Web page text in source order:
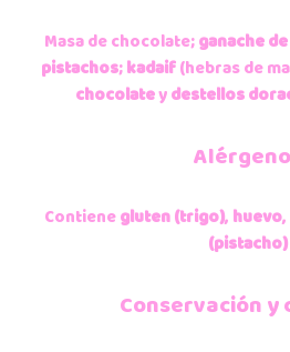
Masa de chocolate;ganache
pistachos;kadaif(hebras de
chocolateydestellos
Contienegluten (trigo), huevo,
(pistacho)
Conservación y